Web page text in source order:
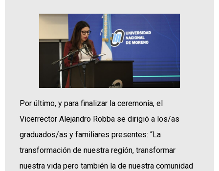
Por último, y para finalizar la ceremonia, el
Vicerrector Alejandro Robba se dirigió a los/as
graduados/as y familiares presentes: “La
transformación de nuestra región, transformar
nuestra vida pero también la de nuestra comunidad